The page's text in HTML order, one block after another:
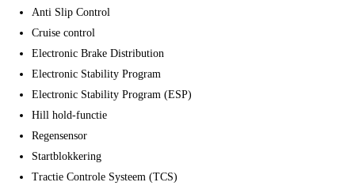
Anti Slip Control
Cruise control
Electronic Brake Distribution
Electronic Stability Program
Electronic Stability Program (ESP)
Hill hold-functie
Regensensor
Startblokkering
Tractie Controle Systeem (TCS)